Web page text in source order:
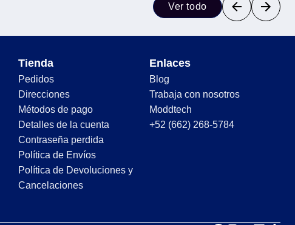
Ver todo
Tienda
Pedidos
Direcciones
Métodos de pago
Detalles de la cuenta
Contraseña perdida
Política de Envíos
Política de Devoluciones y
Cancelaciones
Enlaces
Blog
Trabaja con nosotros
Moddtech
+52 (662) 268-5784